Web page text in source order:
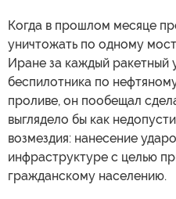
Когда в прошлом месяце
уничтожать по одному
Иране за каждый ракетный
беспилотника по
проливе, он пообещал
выглядело бы как
возмездия: нанесение
инфраструктуре с целью
гражданскому населению.